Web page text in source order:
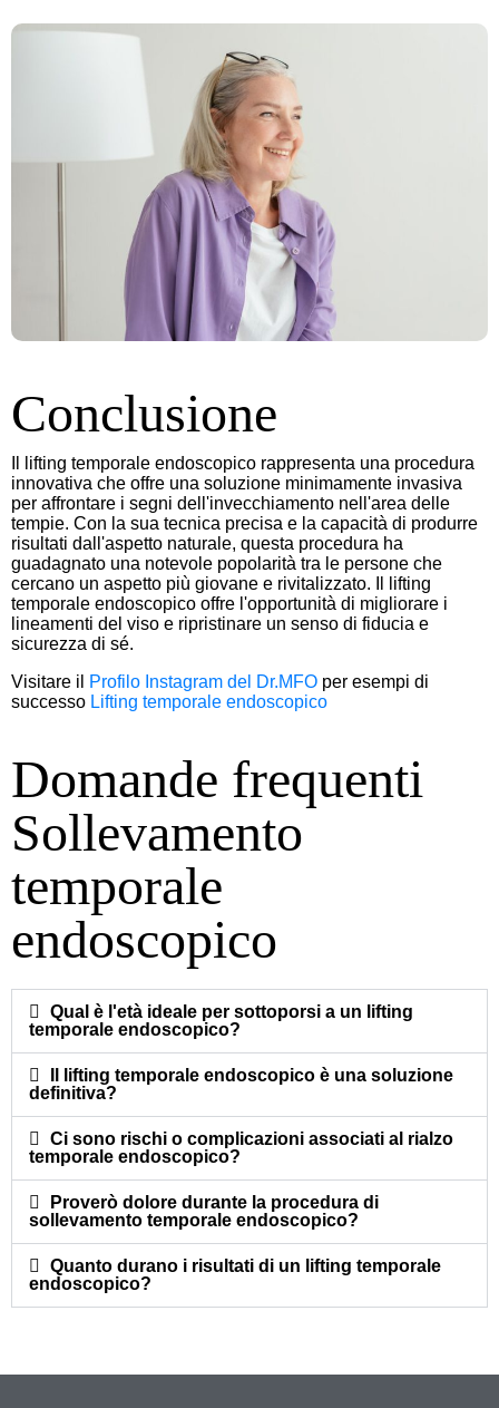
Conclusione
Il lifting temporale endoscopico rappresenta una procedura
innovativa che offre una soluzione minimamente invasiva
per affrontare i segni dell'invecchiamento nell'area delle
tempie. Con la sua tecnica precisa e la capacità di produrre
risultati dall'aspetto naturale, questa procedura ha
guadagnato una notevole popolarità tra le persone che
cercano un aspetto più giovane e rivitalizzato. Il lifting
temporale endoscopico offre l'opportunità di migliorare i
lineamenti del viso e ripristinare un senso di fiducia e
sicurezza di sé.
Visitare il
Profilo Instagram del Dr.MFO per esempi di
successo Lifting temporale endoscopico
Domande frequenti
Sollevamento
temporale
endoscopico
Qual è l'età ideale per sottoporsi a un lifting
temporale endoscopico?
Il lifting temporale endoscopico è una soluzione
definitiva?
Ci sono rischi o complicazioni associati al rialzo
temporale endoscopico?
Proverò dolore durante la procedura di
sollevamento temporale endoscopico?
Quanto durano i risultati di un lifting temporale
endoscopico?